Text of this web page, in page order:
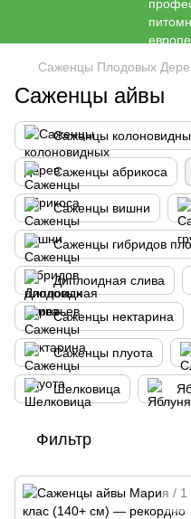
Саженцы Плодовых
Саженцы айвы
Саженцы
Саженцы абрикоса
Саженцы вишни
Саженцы гибридов
Диплоидная слива
Саженцы нектарина
Саженцы плуота
Шелковица
Фильтр